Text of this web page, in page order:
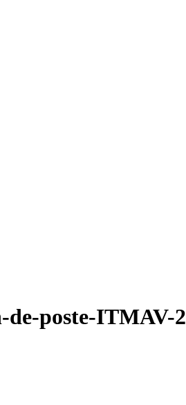
poste-ITMAV-2